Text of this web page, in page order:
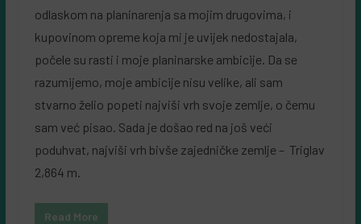
odlaskom na planinarenja sa mojim drugovima, i
kupovinom opreme koja mi je uvijek nedostajala,
počele su rasti i moje planinarske ambicije. Da se
razumijemo, moje ambicije nisu velike, ali sam
stvarno želio popeti najviši vrh svoje zemlje, o čemu
sam već pisao. Sada je došao red na još veći
poduhvat, najviši vrh bivše zajedničke zemlje – Triglav
2,864 m.
Read More